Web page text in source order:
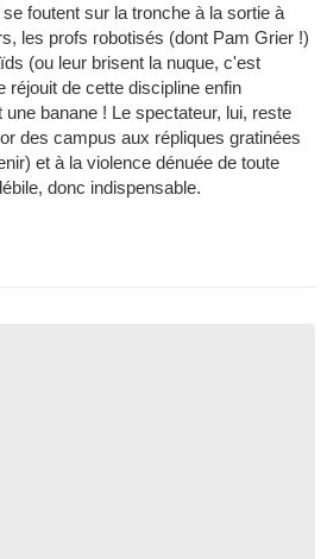
foutent sur la tronche à la sortie à
les profs robotisés (dont Pam Grier !)
(ou leur brisent la nuque, c'est
réjouit de cette discipline enfin
banane ! Le spectateur, lui, reste
des campus aux répliques gratinées
et à la violence dénuée de toute
donc indispensable.